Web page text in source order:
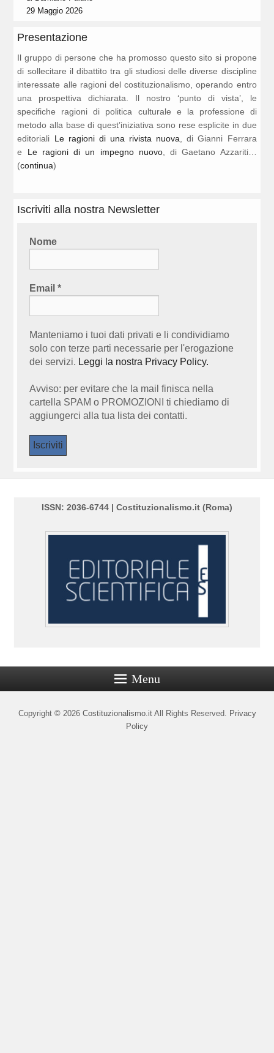
29 Maggio 2026
Presentazione
Il gruppo di persone che ha promosso questo sito si propone
di sollecitare il dibattito tra gli studiosi delle diverse discipline
interessate alle ragioni del costituzionalismo, operando entro
una prospettiva dichiarata. Il nostro ‘punto di vista’, le
specifiche ragioni di politica culturale e la professione di
metodo alla base di quest’iniziativa sono rese esplicite in due
editoriali Le ragioni di una rivista nuova, di Gianni Ferrara
e Le ragioni di un impegno nuovo, di Gaetano Azzariti…
(continua)
Iscriviti alla nostra Newsletter
Nome
Email*
Manteniamo i tuoi dati privati e li condividiamo
solo con terze parti necessarie per l'erogazione
dei servizi. Leggi la nostra Privacy Policy.
Avviso: per evitare che la mail finisca nella
cartella SPAM o PROMOZIONI ti chiediamo di
aggiungerci alla tua lista dei contatti.
ISSN: 2036-6744 | Costituzionalismo.it (Roma)
Menu
Copyright © 2026 Costituzionalismo.itAll Rights Reserved. Privacy
Policy